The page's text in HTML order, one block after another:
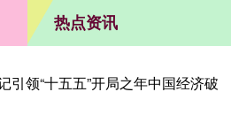
热点资讯
引领“十五五”开局之年中国经济破